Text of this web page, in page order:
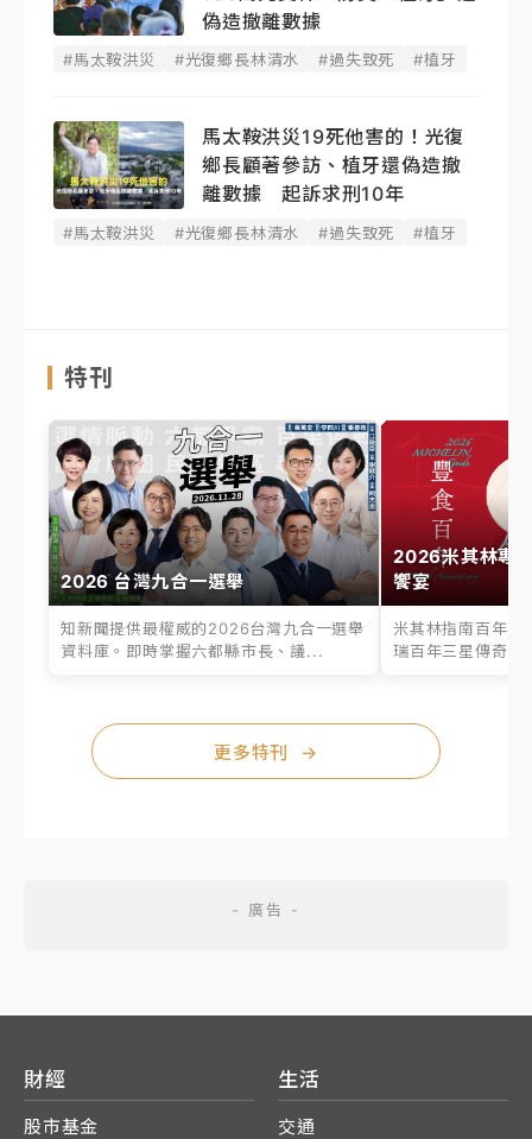
偽造撤離數據
#馬太鞍洪災 #光復鄉長林清水 #過失致死 #植牙
馬太鞍洪災19死他害的！光復
鄉長顧著參訪、植牙還偽造撤
離數據 起訴求刑10年
#馬太鞍洪災 #光復鄉長林清水 #過失致死 #植牙
特刊
2026 台灣九合一選舉
知新聞提供最權威的2026台灣九合一選舉
資料庫。即時掌握六都縣市長、議...
2026米其林專
饗宴
米其林指南百年之
瑞百年三星傳奇、
更多特刊 →
財經
股市基金
生活
交通